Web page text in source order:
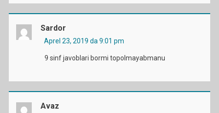
Sardor
Aprel 23, 2019 da 9:01 pm
9 sinf javoblari bormi topolmayabmanu
Avaz